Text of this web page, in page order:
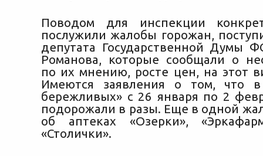
Поводом для инспекции
послужили жалобы горожан,
депутата Государственной Думы
Романова, которые сообщали о
по их мнению, росте цен, на этот
Имеются заявления о том, что
бережливых» с 26 января по 2
подорожали в разы. Еще в одной
об аптеках «Озерки»,
«Столички».